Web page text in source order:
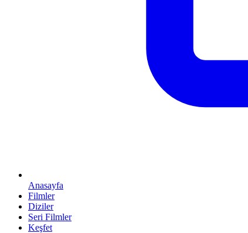
Anasayfa
Filmler
Diziler
Seri Filmler
Keşfet